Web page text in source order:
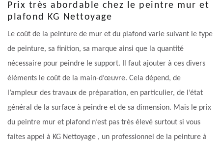
Prix très abordable chez le peintre mur et
plafond KG Nettoyage
Le coût de la peinture de mur et du plafond varie suivant le type
de peinture, sa finition, sa marque ainsi que la quantité
nécessaire pour peindre le support. Il faut ajouter à ces divers
éléments le coût de la main-d’œuvre. Cela dépend, de
l’ampleur des travaux de préparation, en particulier, de l’état
général de la surface à peindre et de sa dimension. Mais le prix
du peintre mur et plafond n’est pas très élevé surtout si vous
faites appel à KG Nettoyage , un professionnel de la peinture à